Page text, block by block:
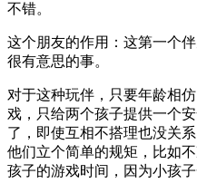
不错。
这个朋友的作用：这第一个
很有意思的事。
对于这种玩伴，只要年龄相
戏，只给两个孩子提供一个
了，即使互相不搭理也没关
他们立个简单的规矩，比如
孩子的游戏时间，因为小孩